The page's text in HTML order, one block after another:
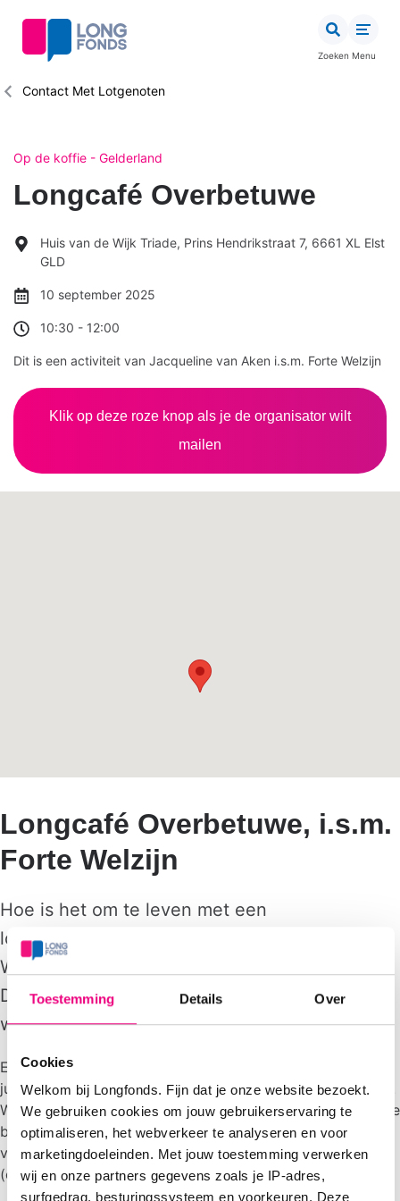
Toestemming Details Over
Cookies
Welkom bij Longfonds. Fijn dat je onze website bezoekt.
We gebruiken cookies om jouw gebruikerservaring te
optimaliseren, het webverkeer te analyseren en voor
marketingdoeleinden. Met jouw toestemming verwerken
wij en onze partners gegevens zoals je IP-adres,
surfgedrag, besturingssysteem en voorkeuren. Deze
inhoud
Zoeken Menu
Kruimelpad
Contact Met Lotgenoten
Op de koffie - Gelderland
Longcafé Overbetuwe
Huis van de Wijk Triade, Prins Hendrikstraat 7, 6661 XL Elst
GLD
10 september 2025
10:30 - 12:00
Dit is een activiteit van Jacqueline van Aken i.s.m. Forte Welzijn
Klik op deze roze knop als je de organisator wilt
mailen
Longcafé Overbetuwe, i.s.m.
Forte Welzijn
Hoe is het om te leven met een
longaandoening?
Wat betekent deze ziekte voor jou in je leven?
Deel ervaringen, vind herkenning en begrip en
wissel tips uit in een kleine groep.
Er zijn weer bijeenkomsten gepland op 12 maart, 7 mei, 2
juli, 10 september en 19 november, steeds 10.30-12.00 uur.
Wil je meer informatie of jezelf aanmelden? Klik op de roze
button of neem contact op met organisator Jacqueline
van Aken (javanak@chello.nl) of Gonneke Zoutendijk
(opbouwwerker Forte Welzijn 06-26167937).